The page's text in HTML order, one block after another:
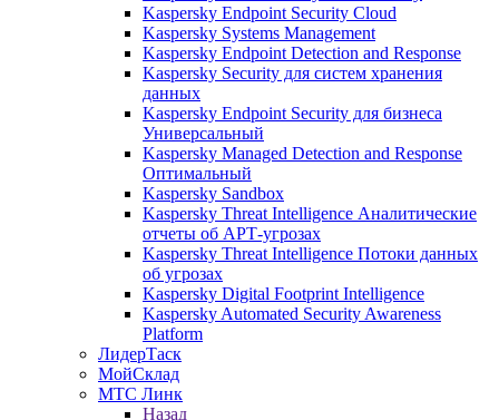
Kaspersky Endpoint Security Cloud
Kaspersky Systems Management
Kaspersky Endpoint Detection and Response
Kaspersky Security для систем хранения
данных
Kaspersky Endpoint Security для бизнеса
Универсальный
Kaspersky Managed Detection and Response
Оптимальный
Kaspersky Sandbox
Kaspersky Threat Intelligence Аналитические
отчеты об АРТ-угрозах
Kaspersky Threat Intelligence Потоки данных
об угрозах
Kaspersky Digital Footprint Intelligence
Kaspersky Automated Security Awareness
Platform
ЛидерТаск
МойСклад
МТС Линк
Назад